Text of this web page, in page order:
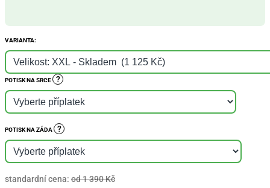
VARIANTA:
POTISK NA SRCE ?
POTISK NA ZÁDA ?
standardní cena: od 1 390 Kč